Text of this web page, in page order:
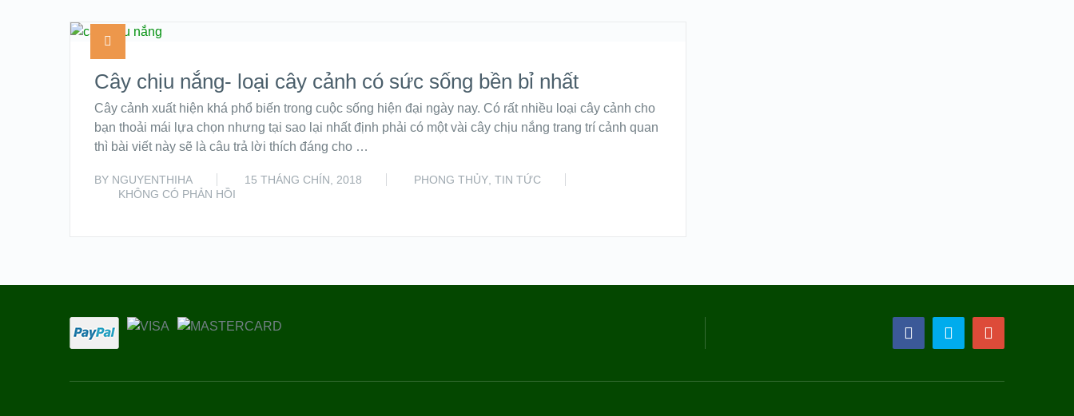
Cây chịu nắng- loại cây cảnh có sức sống bền bỉ nhất
Cây cảnh xuất hiện khá phổ biến trong cuộc sống hiện đại ngày nay. Có rất nhiều loại cây cảnh cho
bạn thoải mái lựa chọn nhưng tại sao lại nhất định phải có một vài cây chịu nắng trang trí cảnh quan
thì bài viết này sẽ là câu trả lời thích đáng cho …
BY NGUYENTHIHA 15 THÁNG CHÍN, 2018 PHONG THỦY ,TIN TỨC
KHÔNG CÓ PHẢN HỒI